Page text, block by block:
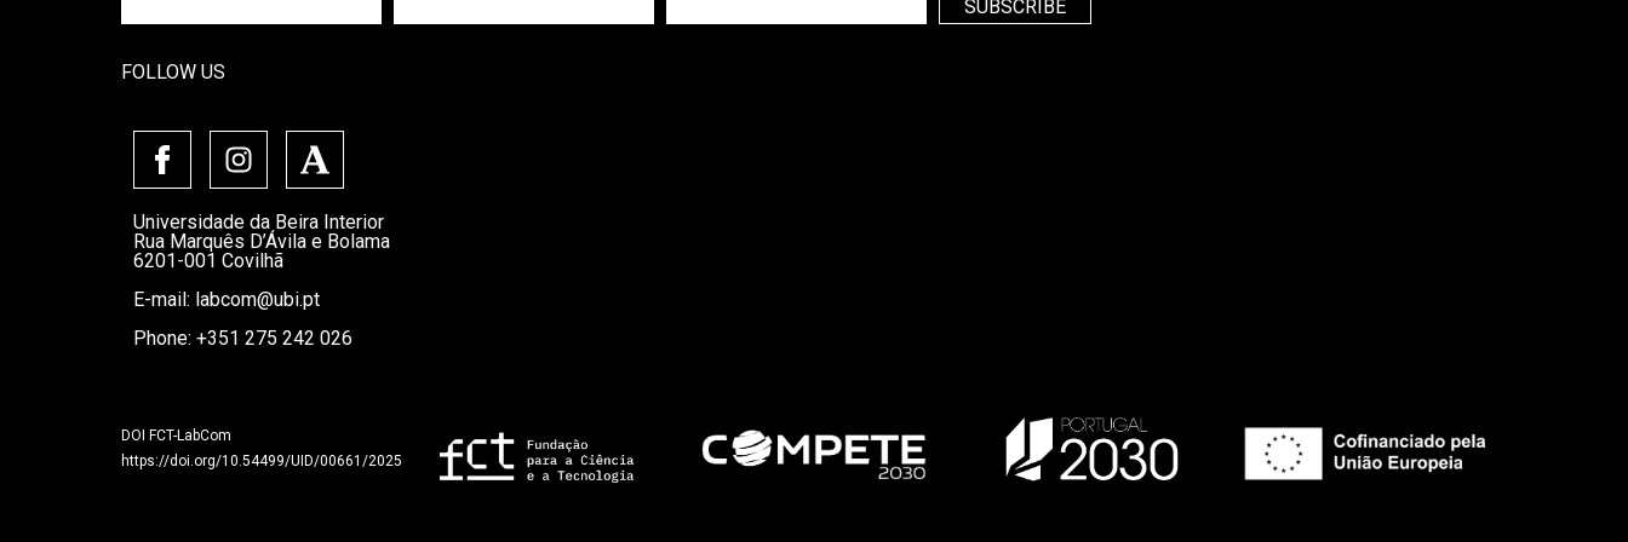
SUBSCRIBE
FOLLOW US
Universidade da Beira Interior
Rua Marquês D’Ávila e Bolama
6201-001 Covilhã
E-mail: labcom@ubi.pt
Phone: +351 275 242 026
DOI FCT-LabCom
https://doi.org/10.54499/UID/00661/2025